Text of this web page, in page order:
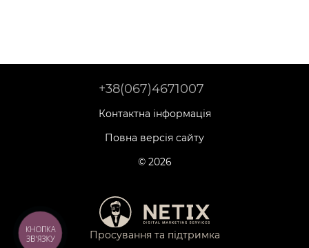
+38(067)4671007
Контактна інформація
Повна версія сайту
© 2026
Просування та підтримка
КНОПКА
ЗВ'ЯЗКУ